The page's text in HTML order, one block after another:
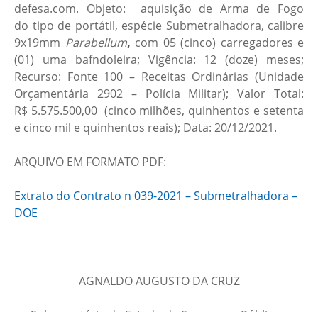
defesa.com. Objeto: aquisição de Arma de Fogo
do tipo de portátil, espécie Submetralhadora, calibre
9x19mm Parabellum, com 05 (cinco) carregadores e
(01) uma bafndoleira; Vigência: 12 (doze) meses;
Recurso: Fonte 100 – Receitas Ordinárias (Unidade
Orçamentária 2902 – Polícia Militar); Valor Total:
R$ 5.575.500,00​ (cinco milhões, quinhentos e setenta
e cinco mil e quinhentos reais); Data: 20/12/2021.
ARQUIVO EM FORMATO PDF:
Extrato do Contrato n 039-2021 – Submetralhadora –
DOE
AGNALDO AUGUSTO DA CRUZ